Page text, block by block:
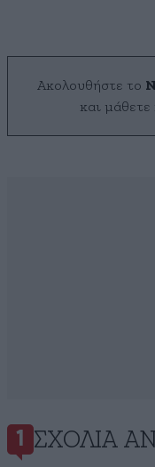
Ακολουθήστε το
και μάθετε
1 ΣΧΌΛΙΑ